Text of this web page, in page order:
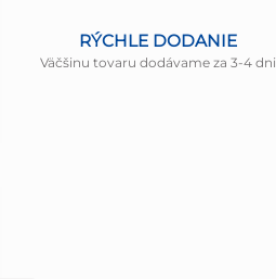
RÝCHLE DODANIE
Väčšinu tovaru dodávame za 3-4 dni